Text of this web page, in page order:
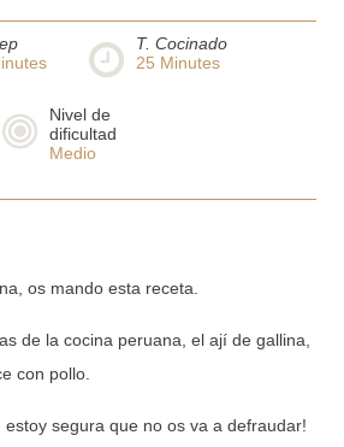
T. Cocinado
25 Minutes
Nivel de
dificultad
Medio
os mando esta receta.
de la cocina peruana, el ají de gallina,
con pollo.
segura que no os va a defraudar!